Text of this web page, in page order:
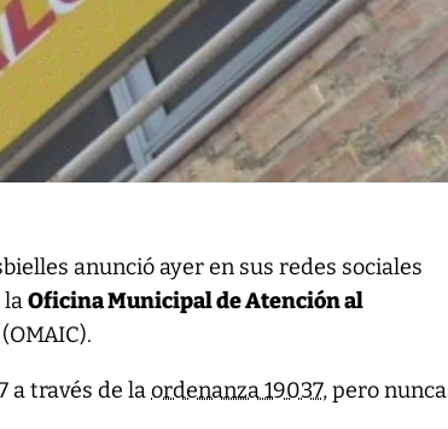
anunció ayer en sus redes sociales
laOficina Municipal de Atención al
(OMAIC).
a través de laordenanza 19037, pero nunca